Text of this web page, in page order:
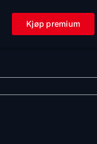
Kjøp premium